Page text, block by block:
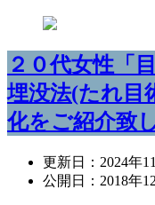
２０代女性「
埋没法(たれ目
化をご紹介致
更新日： 2024年
公開日： 2018年